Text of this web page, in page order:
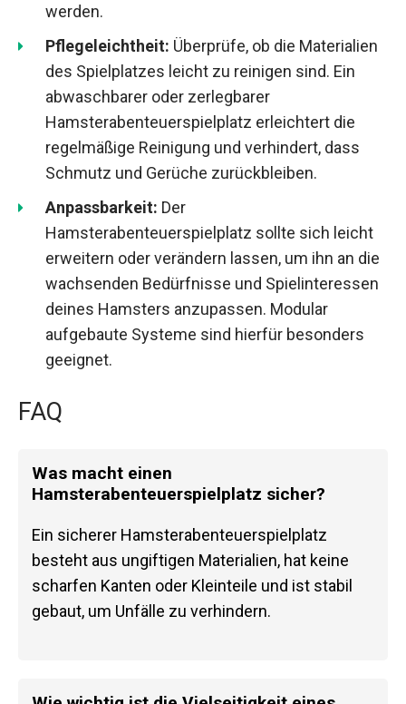
werden.
Pflegeleichtheit: Überprüfe, ob die Materialien
des Spielplatzes leicht zu reinigen sind. Ein
abwaschbarer oder zerlegbarer
Hamsterabenteuerspielplatz erleichtert die
regelmäßige Reinigung und verhindert, dass
Schmutz und Gerüche zurückbleiben.
Anpassbarkeit: Der
Hamsterabenteuerspielplatz sollte sich leicht
erweitern oder verändern lassen, um ihn an die
wachsenden Bedürfnisse und Spielinteressen
deines Hamsters anzupassen. Modular
aufgebaute Systeme sind hierfür besonders
geeignet.
FAQ
Was macht einen
Hamsterabenteuerspielplatz sicher?
Ein sicherer Hamsterabenteuerspielplatz
besteht aus ungiftigen Materialien, hat keine
scharfen Kanten oder Kleinteile und ist stabil
gebaut, um Unfälle zu verhindern.